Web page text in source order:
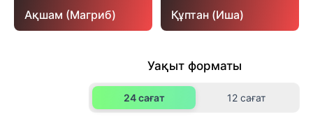
Ақшам (Магриб) Құптан (Иша)
Уақыт форматы
24 сағат 12 сағат